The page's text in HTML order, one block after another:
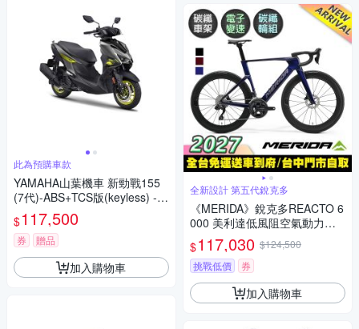
此為預購車款
YAMAHA山葉機車 新勁戰155
(7代)-ABS+TCS版(keyless) -2
026年
$117,500
券 贈品
加入購物車
全新設計 第五代銳克多
《MERIDA》銳克多REACTO 6
000 美利達低風阻空氣動力碳
纖跑車 無附踏板/VISION SC60
碳纖板輪/105電變/第五代銳克
多/公路車/美利達2027
$117,030 $124,500
挑戰低價
券
加入購物車